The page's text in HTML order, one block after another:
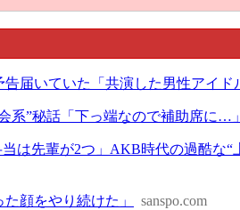
届いていた「共演した男性アイド
系”秘話「下っ端なので補助席に…」
は先輩が2つ」AKB時代の過酷な“
顔をやり続けた」 sanspo.com